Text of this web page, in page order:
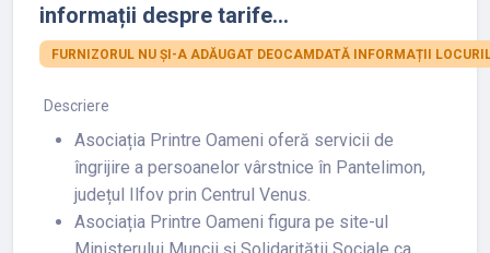
informații despre tarife...
FURNIZORUL NU ȘI-A ADĂUGAT DEOCAMDATĂ INFORMAȚII
Descriere
Asociația Printre Oameni oferă servicii de
îngrijire a persoanelor vârstnice în Pantelimon,
județul Ilfov prin Centrul Venus.
Asociația Printre Oameni figura pe site-ul